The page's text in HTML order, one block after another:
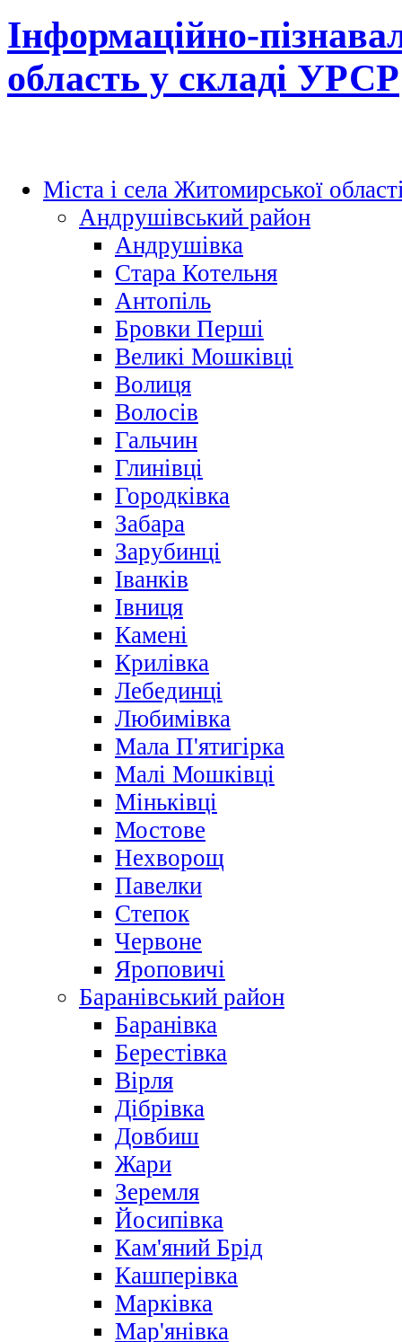
Інформаційно-
область у складі УРСР
Міста і села Житомирської
Андрушівський район
Андрушівка
Стара Котельня
Антопіль
Бровки Перші
Великі Мошківці
Волиця
Волосів
Гальчин
Глинівці
Городківка
Забара
Зарубинці
Іванків
Івниця
Камені
Крилівка
Лебединці
Любимівка
Мала П'ятигірка
Малі Мошківці
Міньківці
Мостове
Нехворощ
Павелки
Степок
Червоне
Яроповичі
Баранівський район
Баранівка
Берестівка
Вірля
Дібрівка
Довбиш
Жари
Зеремля
Йосипівка
Кам'яний Брід
Кашперівка
Марківка
Мар'янівка